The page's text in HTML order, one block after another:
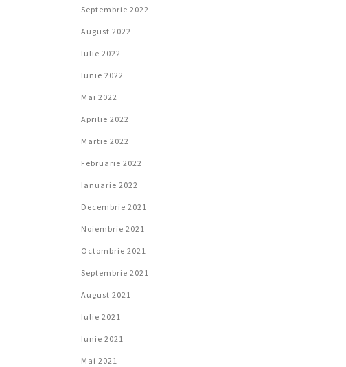
Septembrie 2022
August 2022
Iulie 2022
Iunie 2022
Mai 2022
Aprilie 2022
Martie 2022
Februarie 2022
Ianuarie 2022
Decembrie 2021
Noiembrie 2021
Octombrie 2021
Septembrie 2021
August 2021
Iulie 2021
Iunie 2021
Mai 2021